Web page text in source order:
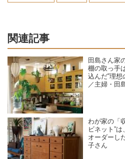
関連記事
田島さん家
棚の取っ手
込んだ‟理想
／主婦・田
わが家の「
ビネット”
オーダーし
子さん